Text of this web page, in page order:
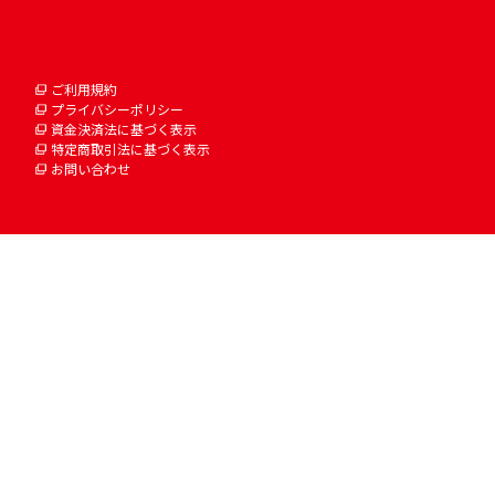
ご利用規約
プライバシーポリシー
資金決済法に基づく表示
特定商取引法に基づく表示
お問い合わせ